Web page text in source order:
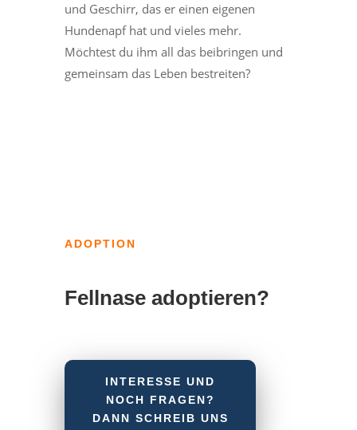
und Geschirr, das er einen eigenen
Hundenapf hat und vieles mehr.
Möchtest du ihm all das beibringen und
gemeinsam das Leben bestreiten?
ADOPTION
Fellnase adoptieren?
INTERESSE UND
NOCH FRAGEN?
DANN SCHREIB UNS